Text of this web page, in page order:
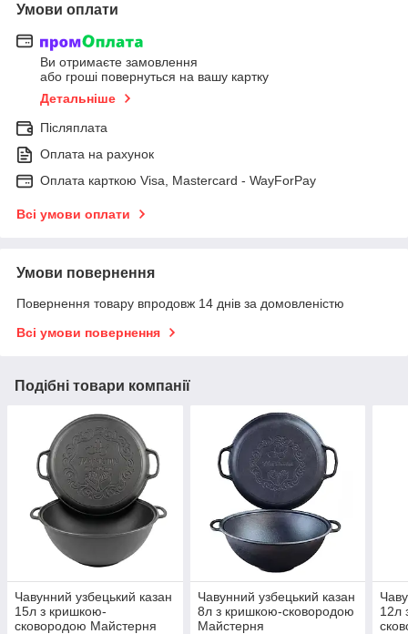
Умови оплати
Ви отримаєте замовлення
або гроші повернуться на вашу картку
Детальніше
Післяплата
Оплата на рахунок
Оплата карткою Visa, Mastercard - WayForPay
Всі умови оплати
Умови повернення
Повернення товару впродовж 14 днів за домовленістю
Всі умови повернення
Подібні товари компанії
Чавунний узбецький казан
15л з кришкою-
сковородою Майстерня
Чавунний узбецький казан
8л з кришкою-сковородою
Майстерня
12л